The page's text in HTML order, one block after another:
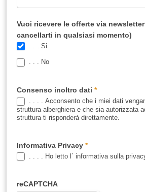
Vuoi ricevere le offerte via
cancellarti in qualsiasi momento)
. . . Si
. . . No
Consenso inoltro dati*
. . . . Acconsento che i miei dati
struttura alberghiera e che sia autorizzata
struttura ti risponderà direttamente.
Informativa Privacy*
. . . . Ho letto l´ informativa sulla
reCAPTCHA